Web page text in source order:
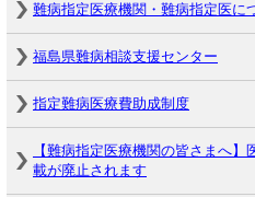
難病指定医療機関・難病指定医に
福島県難病相談支援センター
指定難病医療費助成制度
【難病指定医療機関の皆さまへ
載が廃止されます